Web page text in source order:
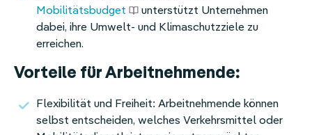
Mobilitätsbudget
unterstützt Unternehmen
dabei, ihre Umwelt- und Klimaschutzziele zu
erreichen.
Vorteile für Arbeitnehmende:
Flexibilität und Freiheit: Arbeitnehmende können
selbst entscheiden, welches Verkehrsmittel oder